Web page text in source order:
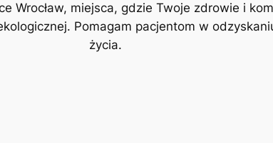
Wrocław, miejsca, gdzie Twoje zdrowie i
Pomagam pacjentom w
życia.